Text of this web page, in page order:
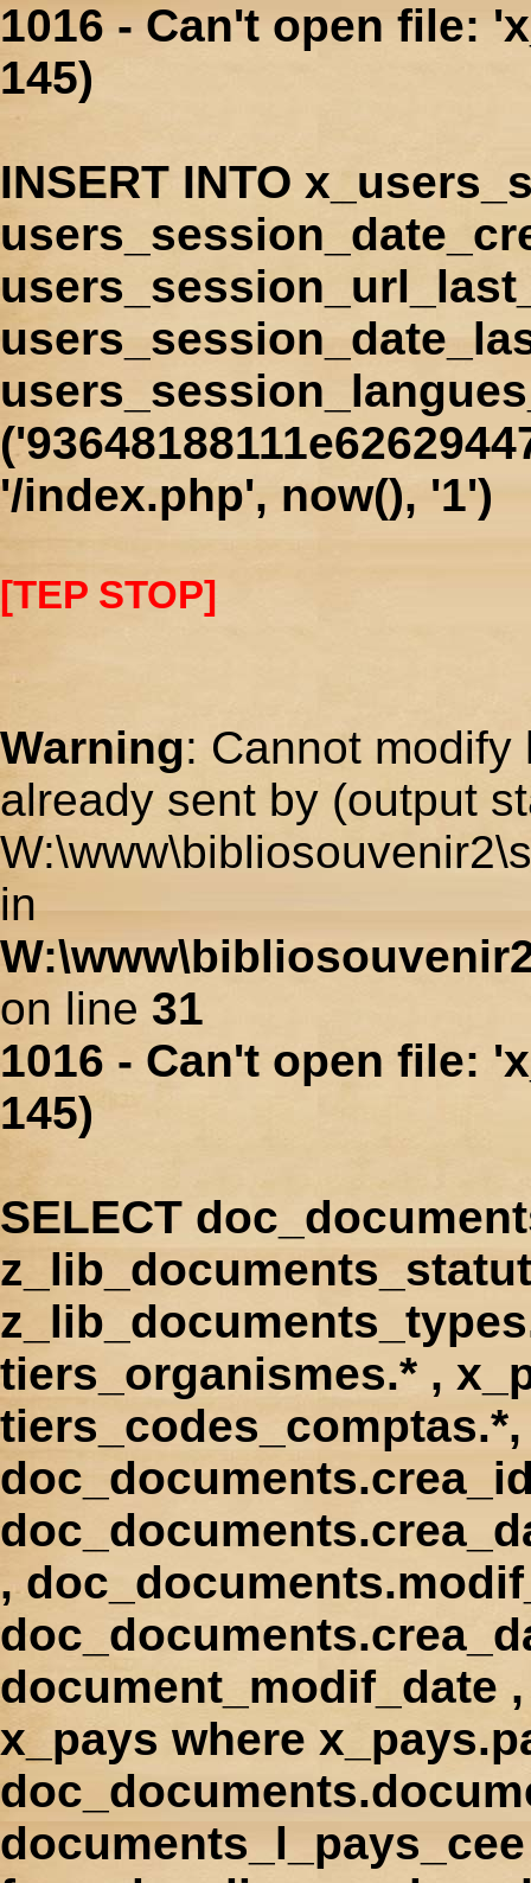
1016 - Can't open file:
145)
INSERT INTO
'/index.php', now(), '1')
[TEP STOP]
Warning: Cannot
already sent by (output
in
on line 31
1016 - Can't open file:
145)
SELECT
tiers_organismes.* ,
,
document_modif_date
x_pays where